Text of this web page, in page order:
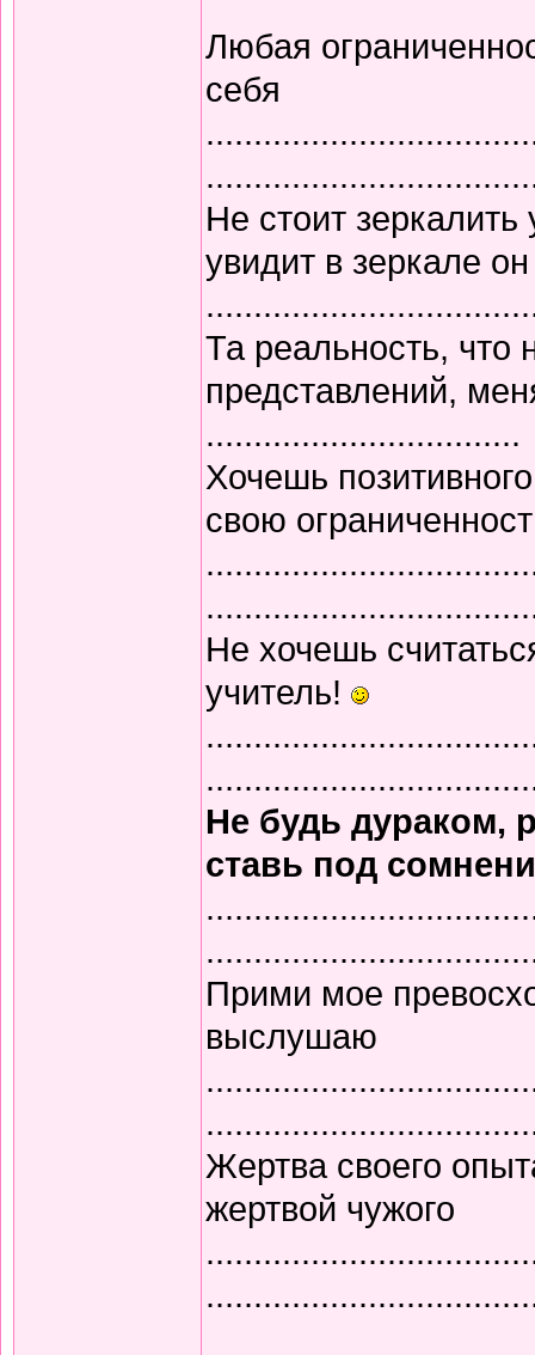
Любая
себя
Не стоит
увидит в зеркале
Та реальность, что
представлений,
.................................
Хочешь
свою
Не хочешь
учитель!
Не будь дураком,
ставь под
Прими мое
выслушаю
Жертва своего
жертвой чужого